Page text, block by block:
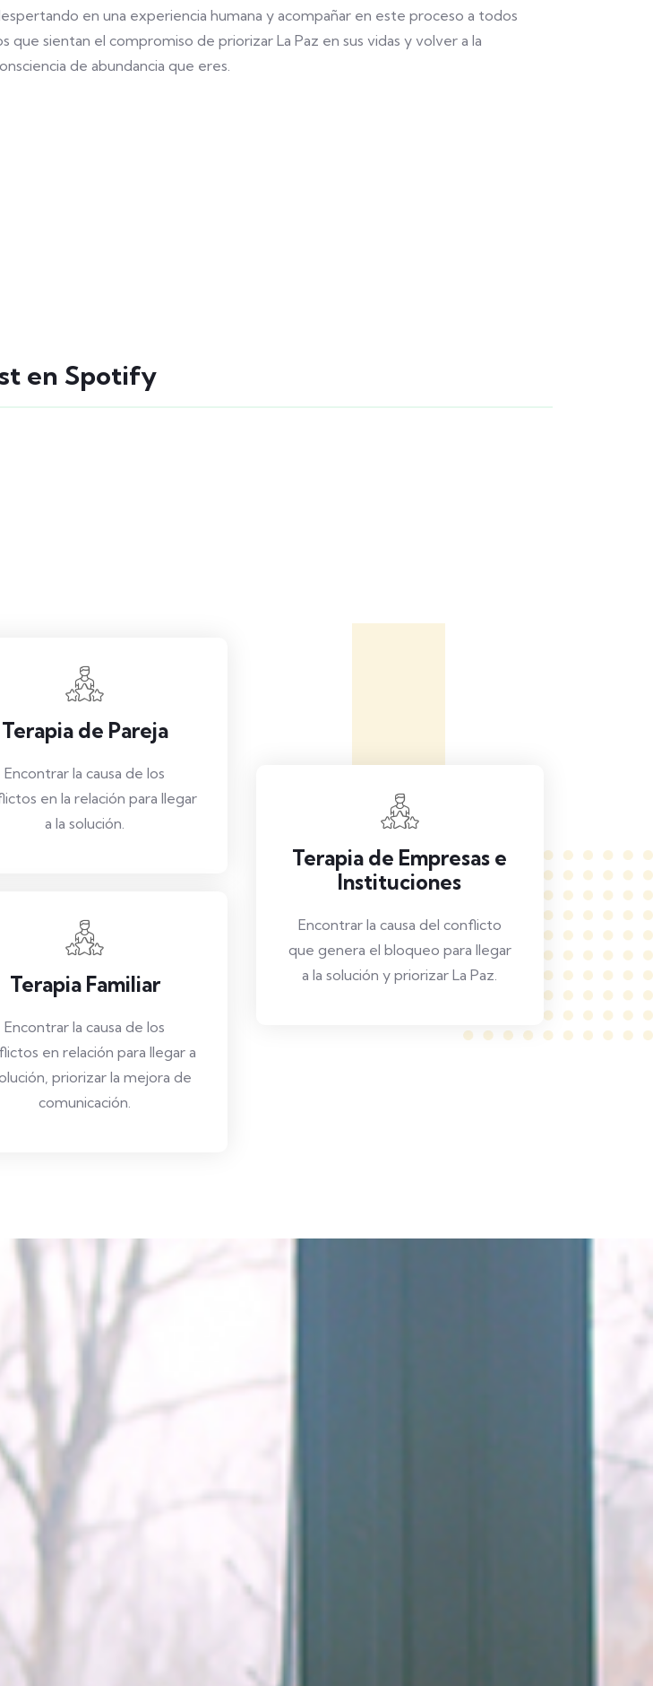
en una experiencia humana y acompañar en este proceso a todos
que sientan el compromiso de priorizar La Paz en sus vidas y volver a la
de abundancia que eres.
en Spotify
Terapia de Pareja
Encontrar la causa de los
en la relación para llegar
a la solución.
Terapia Familiar
Encontrar la causa de los
en relación para llegar a
priorizar la mejora de
comunicación.
Terapia de Empresas e
Instituciones
Encontrar la causa del conflicto
que genera el bloqueo para llegar
a la solución y priorizar La Paz.